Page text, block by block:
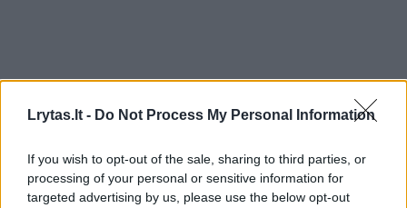
Lrytas.lt - Do Not Process My Personal Information
If you wish to opt-out of the sale, sharing to third parties, or
processing of your personal or sensitive information for
targeted advertising by us, please use the below opt-out